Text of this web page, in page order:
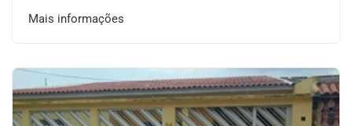
Mais informações